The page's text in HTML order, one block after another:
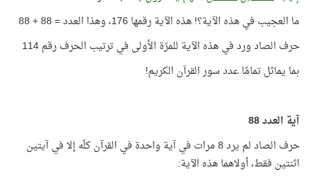
ما العجيب في هذه الآية؟! هذه الآية رقمها 176، وهذا العدد = 88 + 88
حرف الصاد ورد في هذه الآية للمرّة الأولى في ترتيب الحرف رقم 114
بما يماثل تمامًا عدد سور القرآن الكريم!
آية العدد 88
حرف الصاد لم يرد 8 مرات في آية واحدة في القرآن كلّه إلا في آيتين
اثنتين فقط، أولاهما هذه الآية: